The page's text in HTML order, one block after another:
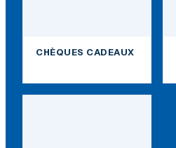
CHÈQUES CADEAUX